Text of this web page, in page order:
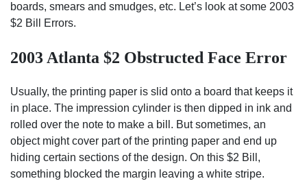
boards, smears and smudges, etc. Let’s look at some 2003
$2 Bill Errors.
2003 Atlanta $2 Obstructed Face Error
Usually, the printing paper is slid onto a board that keeps it
in place. The impression cylinder is then dipped in ink and
rolled over the note to make a bill. But sometimes, an
object might cover part of the printing paper and end up
hiding certain sections of the design. On this $2 Bill,
something blocked the margin leaving a white stripe.